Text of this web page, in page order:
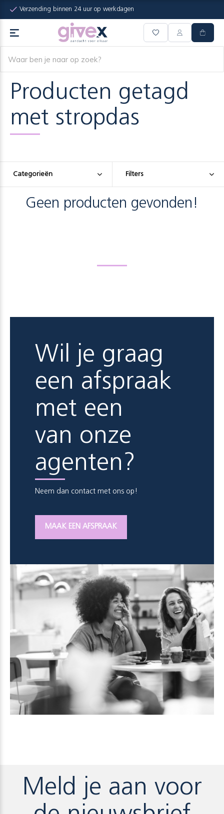
Verzending binnen 24 uur op werkdagen
Producten getagd
met stropdas
Categorieën Filters
Geen producten gevonden!
Wil je graag
een afspraak
met een
van onze
agenten?
Neem dan contact met ons op!
MAAK EEN AFSPRAAK
Meld je aan voor